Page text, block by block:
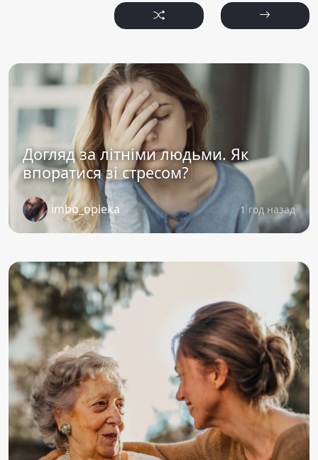
Догляд за літніми людьми. Як
впоратися зі стресом?
imbo_opieka 1 год назад